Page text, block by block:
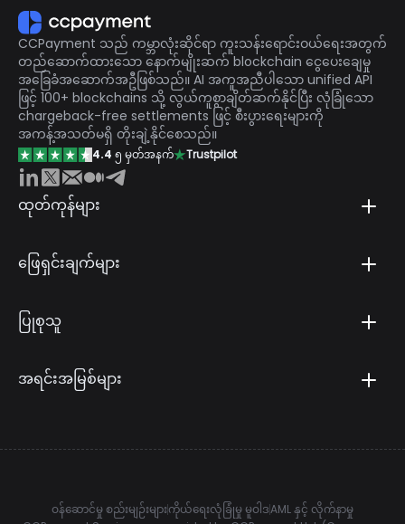
CCPayment သည် ကမ္ဘာလုံးဆိုင်ရာ ကူးသန်းရောင်းဝယ်ရေးအတွက်
တည်ဆောက်ထားသော နောက်မျိုးဆက် blockchain ငွေပေးချေမှု
အခြေခံအဆောက်အဦဖြစ်သည်။ AI အကူအညီပါသော unified API
ဖြင့် 100+ blockchains သို့ လွယ်ကူစွာချိတ်ဆက်နိုင်ပြီး လုံခြုံသော
chargeback-free settlements ဖြင့် စီးပွားရေးများကို
အကန့်အသတ်မရှိ တိုးချဲ့နိုင်စေသည်။
4.4 ၅ မှတ်အနက် Trustpilot
ထုတ်ကုန်များ
ဖြေရှင်းချက်များ
ပြုစုသူ
အရင်းအမြစ်များ
ဝန်ဆောင်မှု စည်းမျဉ်းများကိုယ်ရေးလုံခြုံမှု မူဝါဒAML နှင့် လိုက်နာမှု